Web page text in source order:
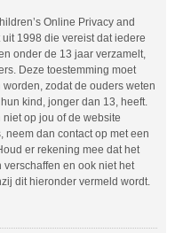
Online Privacy and
1998 die vereist dat iedere
onder de 13 jaar verzamelt,
Deze toestemming moet
zodat de ouders weten
kind, jonger dan 13, heeft.
op jou of de website
dan contact op met een
er rekening mee dat het
en ook niet het
dit hieronder vermeld wordt.